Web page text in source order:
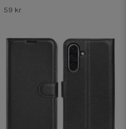
59 kr